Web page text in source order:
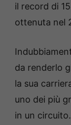
il record di
ottenuta nel
da renderlo
la sua
uno dei più
in un